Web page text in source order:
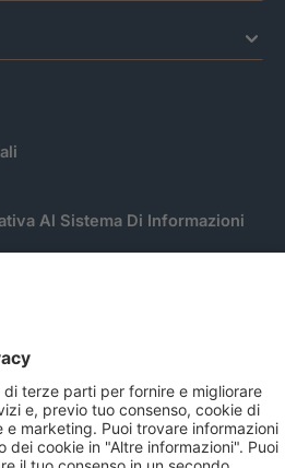
Al Sistema Di Informazioni
di cui versato € 51.806.190,00 |
Bo, C.F. e P.IVA 02083271201
direzione e coordinamento di
con unico socio